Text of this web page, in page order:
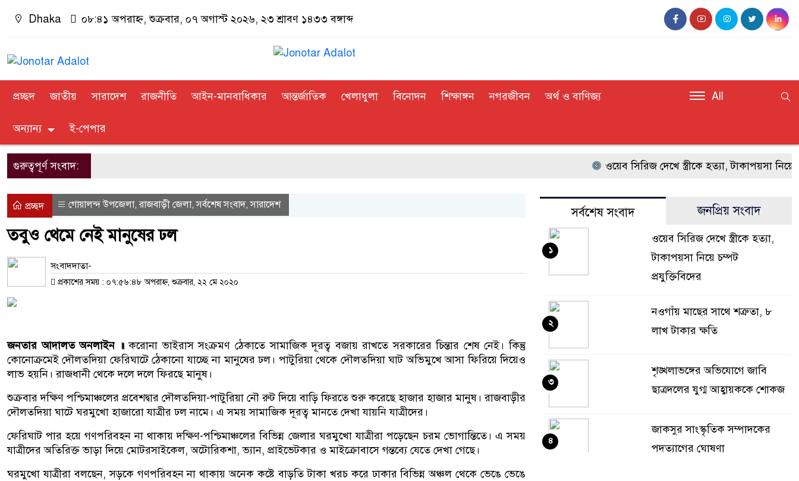
Dhaka ০৮:৪১ অপরাহ্ন, শুক্রবার, ০৭ অগাস্ট ২০২৬, ২৩ শ্রাবণ ১৪৩৩ বঙ্গাব্দ
প্রচ্ছদ জাতীয় সারাদেশ রাজনীতি আইন-মানবাধিকার আন্তর্জাতিক খেলাধুলা বিনোদন শিক্ষাঙ্গন নগরজীবন অর্থ ও বাণিজ্য
অন্যান্য ই-পেপার
All
গুরুত্বপূর্ণ সংবাদ: ওয়েব সিরিজ দেখে স্ত্রীকে হত্যা, টাকাপয়সা নিয়ে
প্রচ্ছদ গোয়ালন্দ উপজেলা,রাজবাড়ী জেলা,সর্বশেষ সংবাদ,সারাদেশ
তবুও থেমে নেই মানুষের ঢল
সংবাদদাতা-
প্রকাশের সময় : ০৭:৫৬:৪৮ অপরাহ্ন, শুক্রবার, ২২ মে ২০২০
জনতার আদালত অনলাইন ॥করোনা ভাইরাস সংক্রমণ ঠেকাতে সামাজিক দূরত্ব বজায় রাখতে সরকারের চিন্তার শেষ নেই। কিন্তু
কোনোক্রমেই দৌলতদিয়া ফেরিঘাটে ঠেকানো যাচ্ছে না মানুষের ঢল। পাটুরিয়া থেকে দৌলতদিয়া ঘাট অভিমুখে আসা ফিরিয়ে দিয়েও
লাভ হয়নি। রাজধানী থেকে দলে দলে ফিরছে মানুষ।
শুক্রবার দক্ষিণ পশ্চিমাঞ্চলের প্রবেশদ্বার দৌলতদিয়া-পাটুরিয়া নৌ রুট দিয়ে বাড়ি ফিরতে শুরু করেছে হাজার হাজার মানুষ। রাজবাড়ীর
দৌলতদিয়া ঘাটে ঘরমুখো হাজারো যাত্রীর ঢল নামে। এ সময় সামাজিক দূরত্ব মানতে দেখা যায়নি যাত্রীদের।
ফেরিঘাট পার হয়ে গণপরিবহন না থাকায় দক্ষিণ-পশ্চিমাঞ্চলের বিভিন্ন জেলার ঘরমুখো যাত্রীরা পড়েছেন চরম ভোগান্তিতে। এ সময়
যাত্রীদের অতিরিক্ত ভাড়া দিয়ে মোটরসাইকেল, অটোরিকশা, ভ্যান, প্রাইভেটকার ও মাইক্রোবাসে গন্তব্যে যেতে দেখা গেছে।
ঘরমুখো যাত্রীরা বলছেন, সড়কে গণপরিবহন না থাকায় অনেক কষ্টে বাড়তি টাকা খরচ করে ঢাকার বিভিন্ন অঞ্চল থেকে ভেঙে ভেঙে
সর্বশেষ সংবাদ জনপ্রিয় সংবাদ
ওয়েব সিরিজ দেখে স্ত্রীকে হত্যা,
টাকাপয়সা নিয়ে চম্পট
প্রযুক্তিবিদের
১
নওগাঁয় মাছের সাথে শত্রুতা, ৮
লাখ টাকার ক্ষতি
২
শৃঙ্খলাভঙ্গের অভিযোগে জাবি
ছাত্রদলের যুগ্ম আহ্বায়ককে শোকজ
৩
জাকসুর সাংস্কৃতিক সম্পাদকের
পদত্যাগের ঘোষণা
৪